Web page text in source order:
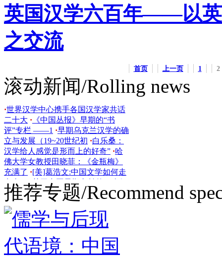
英国汉学六百年——以英
之交流
首页 上一页 1 2
滚动新闻/Rolling news
·Chinese Philosophy’s Hybrid Identity ·
汉学家施舟人：中国文化的传播是
一种全球 ·“一带一路”倡议传承古丝
路精神——访德 ·
起，讲中国故事能力仍弱
家的汉字观
·英国汉学六百年——以
英国汉学的发展看中
· 世界汉学中心携手各国汉学家共话
二十大 ·《中国丛报》早期的“书
评”专栏 ——1 ·早期乌克兰汉学的确
立与发展（19~20世纪初 ·白乐桑：
汉学给人感觉是形而上的好奇” ·哈
佛大学女教授田晓菲：《金瓶梅》
充满了 ·[美]葛浩文:中国文学如何走
出去？ ·关于中国早期文献的一个假
设
·美国汉学家：20世纪，邓小平对
世界影响最 ·谁是汉学家心中下一个
中国诺奖作家？
·历经200年的法国
汉学，该如何延续昔日荣光 ·国族主
义与政治符号 ·Alexandre Stroev：
·Chinese Philosophy’s Hybrid Identity
汉学家施舟人：中国文化的传播是
推荐专题/Recommend